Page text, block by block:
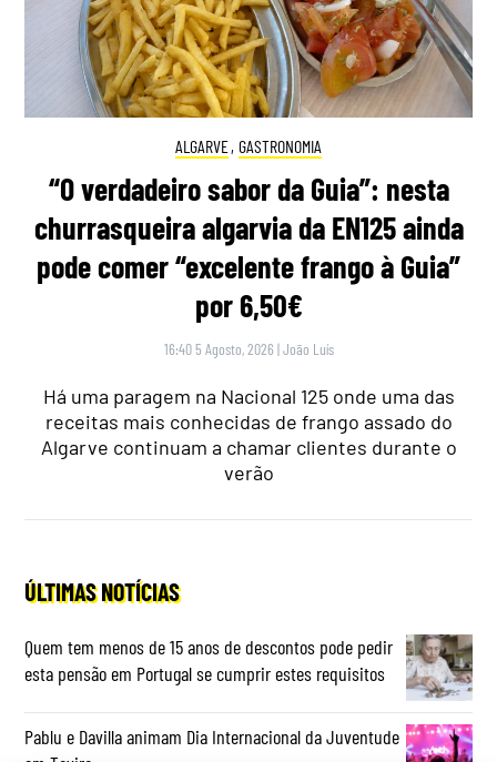
ALGARVE, GASTRONOMIA
“O verdadeiro sabor da Guia”: nesta
churrasqueira algarvia da EN125 ainda
pode comer “excelente frango à Guia”
por 6,50€
16:40 5 Agosto, 2026 |João Luís
Há uma paragem na Nacional 125 onde uma das
receitas mais conhecidas de frango assado do
Algarve continuam a chamar clientes durante o
verão
ÚLTIMAS NOTÍCIAS
Quem tem menos de 15 anos de descontos pode pedir
esta pensão em Portugal se cumprir estes requisitos
Pablu e Davilla animam Dia Internacional da Juventude